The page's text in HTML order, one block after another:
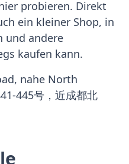
probieren. Direkt
ein kleiner Shop, in
und andere
kaufen kann.
nahe North
445号，近成都北